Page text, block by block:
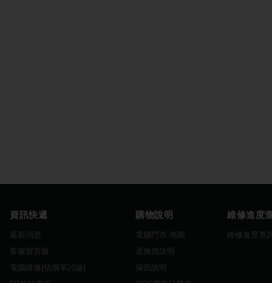
資訊快遞
最新消息
客服留言版
電腦維修(估價單討論)
購物說明
電腦門市 地圖
退換貨說明
保固說明
維修進度
維修進度查